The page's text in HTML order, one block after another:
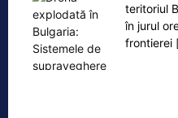
teritoriul
în jurul
frontierei